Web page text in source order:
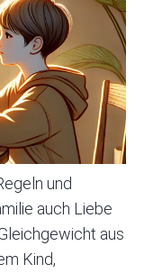
und
auch Liebe
aus
Kind,